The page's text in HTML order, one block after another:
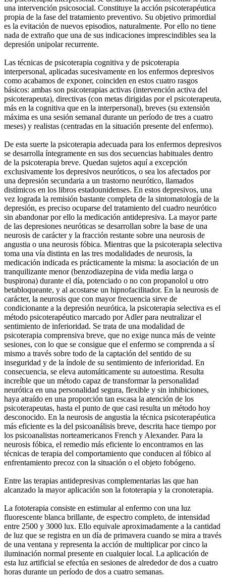
una intervención psicosocial. Constituye la acción psicoterapéutica
propia de la fase del tratamiento preventivo. Su objetivo primordial
es la evitación de nuevos episodios, naturalmente. Por ello no tiene
nada de extraño que una de sus indicaciones imprescindibles sea la
depresión unipolar recurrente.
Las técnicas de psicoterapia cognitiva y de psicoterapia
interpersonal, aplicadas sucesivamente en los enfermos depresivos
como acabamos de exponer, coinciden en estos cuatro rasgos
básicos: ambas son psicoterapias activas (intervención activa del
psicoterapeuta), directivas (con metas dirigidas por el psicoterapeuta,
más en la cognitiva que en la interpersonal), breves (su extensión
máxima es una sesión semanal durante un período de tres a cuatro
meses) y realistas (centradas en la situación presente del enfermo).
De esta suerte la psicoterapia adecuada para los enfermos depresivos
se desarrolla íntegramente en sus dos secuencias habituales dentro
de la psicoterapia breve. Quedan sujetos aquí a excepción
exclusivamente los depresivos neuróticos, o sea los afectados por
una depresión secundaria a un trastorno neurótico, llamados
distímicos en los libros estadounidenses. En estos depresivos, una
vez lograda la remisión bastante completa de la sintomatología de la
depresión, es preciso ocuparse del tratamiento del cuadro neurótico
sin abandonar por ello la medicación antidepresiva. La mayor parte
de las depresiones neuróticas se desarrollan sobre la base de una
neurosis de carácter y la fracción restante sobre una neurosis de
angustia o una neurosis fóbica. Mientras que la psicoterapia selectiva
toma una vía distinta en las tres modalidades de neurosis, la
medicación indicada es prácticamente la misma: la asociación de un
tranquilizante menor (benzodiazepina de vida media larga o
buspirona) durante el día, potenciado o no con propanolol u otro
betabloqueante, y al acostarse un hipnofacilitador. En la neurosis de
carácter, la neurosis que con mayor frecuencia sirve de
condicionante a la depresión neurótica, la psicoterapia selectiva es el
método psicoterapéutico marcado por Adler para neutralizar el
sentimiento de inferioridad. Se trata de una modalidad de
psicoterapia comprensiva breve, que no exige nunca más de veinte
sesiones, con lo que se consigue que el enfermo se comprenda a sí
mismo a través sobre todo de la captación del sentido de su
inseguridad y de la índole de su sentimiento de inferioridad. En
consecuencia, se eleva automáticamente su autoestima. Resulta
increíble que un método capaz de transformar la personalidad
neurótica en una personalidad segura, flexible y sin inhibiciones,
haya atraído en una proporción tan escasa la atención de los
psicoterapeutas, hasta el punto de que casi resulta un método hoy
desconocido. En la neurosis de angustia la técnica psicoterapéutica
más eficiente es la del psicoanálisis breve, descrita hace tiempo por
los psicoanalistas norteamericanos French y Alexander. Para la
neurosis fóbica, el remedio más eficiente lo encontramos en las
técnicas de terapia del comportamiento que conducen al fóbico al
enfrentamiento precoz con la situación o el objeto fobógeno.
Entre las terapias antidepresivas complementarias las que han
alcanzado la mayor aplicación son la fototerapia y la cronoterapia.
La fototerapia consiste en estimular al enfermo con una luz
fluorescente blanca brillante, de espectro completo, de intensidad
entre 2500 y 3000 lux. Ello equivale aproximadamente a la cantidad
de luz que se registra en un día de primavera cuando se mira a través
de una ventana y representa la acción de multiplicar por cinco la
iluminación normal presente en cualquier local. La aplicación de
esta luz artificial se efectúa en sesiones de alrededor de dos a cuatro
horas durante un período de dos a cuatro semanas.